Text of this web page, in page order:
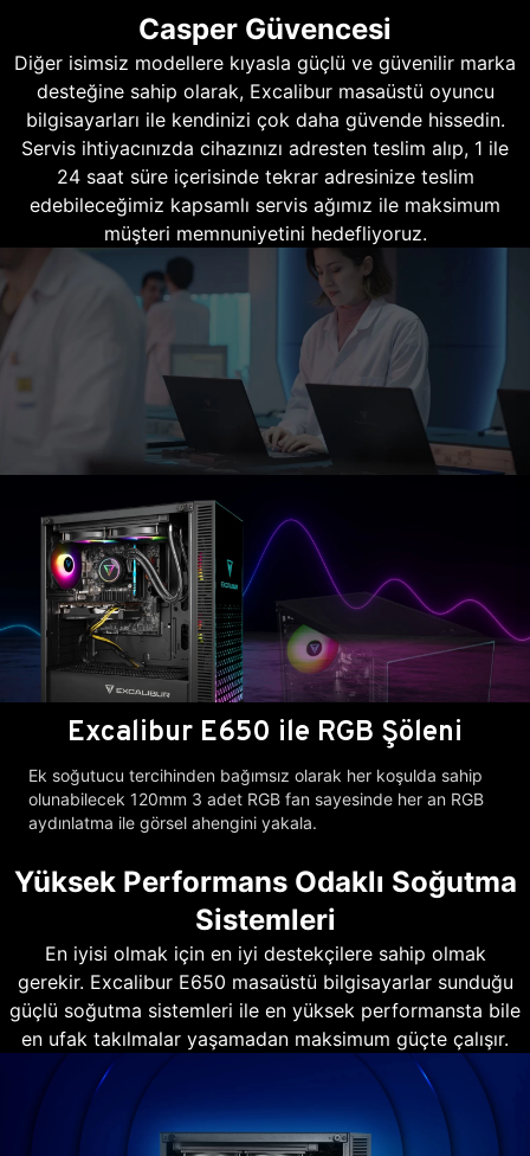
Casper Güvencesi
Diğer isimsiz modellere kıyasla güçlü ve güvenilir marka
desteğine sahip olarak, Excalibur masaüstü oyuncu
bilgisayarları ile kendinizi çok daha güvende hissedin.
Servis ihtiyacınızda cihazınızı adresten teslim alıp, 1 ile
24 saat süre içerisinde tekrar adresinize teslim
edebileceğimiz kapsamlı servis ağımız ile maksimum
müşteri memnuniyetini hedefliyoruz.
Excalibur E650 ile RGB Şöleni
Ek soğutucu tercihinden bağımsız olarak her koşulda sahip
olunabilecek 120mm 3 adet RGB fan sayesinde her an RGB
aydınlatma ile görsel ahengini yakala.
Yüksek Performans Odaklı Soğutma
Sistemleri
En iyisi olmak için en iyi destekçilere sahip olmak
gerekir. Excalibur E650 masaüstü bilgisayarlar sunduğu
güçlü soğutma sistemleri ile en yüksek performansta bile
en ufak takılmalar yaşamadan maksimum güçte çalışır.